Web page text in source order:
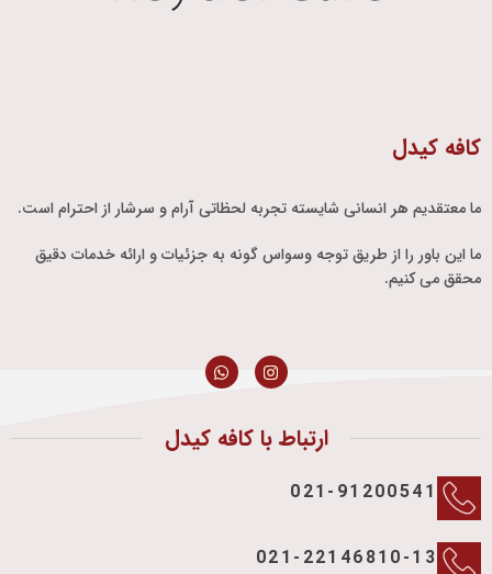
کافه کیدل
ما معتقدیم هر انسانی شایسته تجربه لحظاتی آرام و سرشار از احترام است.
ما این باور را از طریق توجه وسواس گونه به جزئیات و ارائه خدمات دقیق
محقق می کنیم.
ارتباط با کافه کیدل
021-91200541
021-22146810-13